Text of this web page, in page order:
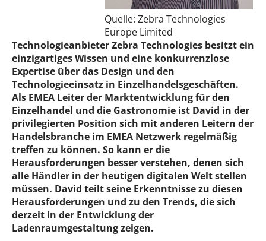
Quelle: Zebra Technologies
Europe Limited
Technologieanbieter Zebra Technologies besitzt ein
einzigartiges Wissen und eine konkurrenzlose
Expertise über das Design und den
Technologieeinsatz in Einzelhandelsgeschäften.
Als EMEA Leiter der Marktentwicklung für den
Einzelhandel und die Gastronomie ist David in der
privilegierten Position sich mit anderen Leitern der
Handelsbranche im EMEA Netzwerk regelmäßig
treffen zu können. So kann er die
Herausforderungen besser verstehen, denen sich
alle Händler in der heutigen digitalen Welt stellen
müssen. David teilt seine Erkenntnisse zu diesen
Herausforderungen und zu den Trends, die sich
derzeit in der Entwicklung der
Ladenraumgestaltung zeigen.